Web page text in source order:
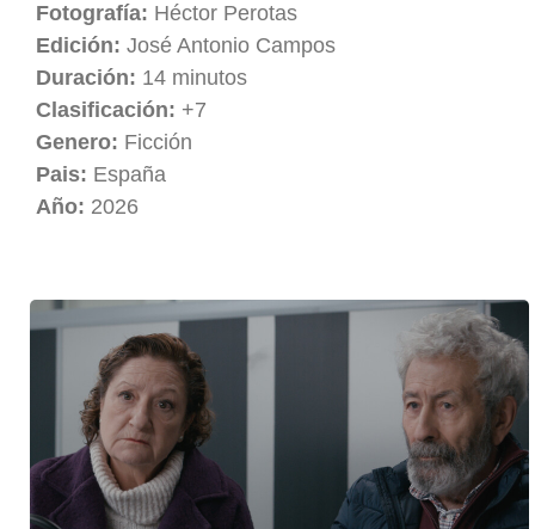
Fotografía: Héctor Perotas
Edición: José Antonio Campos
Duración: 14 minutos
Clasificación: +7
Genero: Ficción
Pais: España
Año: 2026